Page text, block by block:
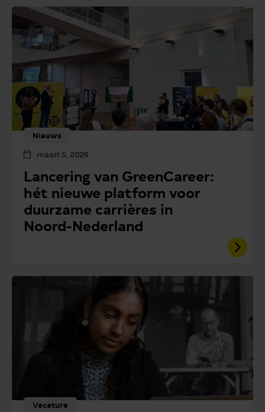
Nieuws
maart 5, 2026
Lancering van GreenCareer:
hét nieuwe platform voor
duurzame carrières in
Noord-Nederland
Vacature